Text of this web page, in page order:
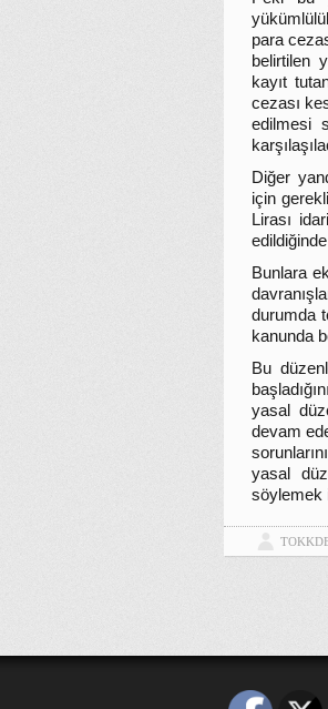
para
belirtilen
kayıt
cezası
edilmesi
Diğer
için
Lirası
Bunlara
durumda
kanunda
Bu
yasal
devam
yasal
söylemek